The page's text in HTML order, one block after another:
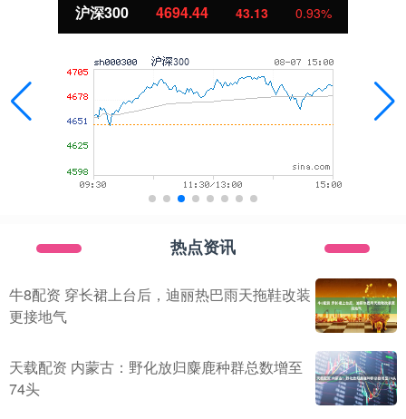
北证50 1134.24 11.37 1.01%
热点资讯
牛8配资 穿长裙上台后，迪丽热巴雨天拖鞋改装
更接地气
天载配资 内蒙古：野化放归麋鹿种群总数增至
74头